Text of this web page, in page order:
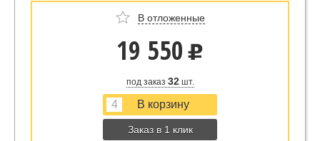
В отложенные
19 550 u
под заказ 32шт.
Заказ в 1 клик